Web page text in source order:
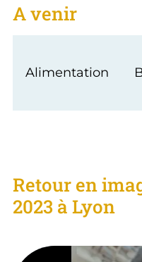
A venir
Alimentation
Retour en
2023 à Lyon